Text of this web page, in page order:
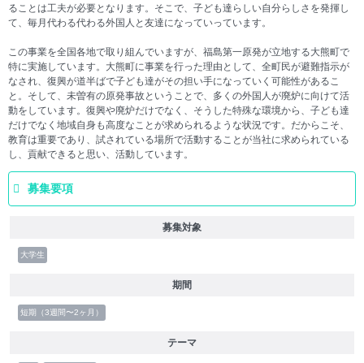
ることは工夫が必要となります。そこで、子ども達らしい自分らしさを発揮し
て、毎月代わる代わる外国人と友達になっていっています。
この事業を全国各地で取り組んでいますが、福島第一原発が立地する大熊町で
特に実施しています。大熊町に事業を行った理由として、全町民が避難指示が
なされ、復興が道半ばで子ども達がその担い手になっていく可能性があるこ
と。そして、未曽有の原発事故ということで、多くの外国人が廃炉に向けて活
動をしています。復興や廃炉だけでなく、そうした特殊な環境から、子ども達
だけでなく地域自身も高度なことが求められるような状況です。だからこそ、
教育は重要であり、試されている場所で活動することが当社に求められている
し、貢献できると思い、活動しています。
募集要項
募集対象
大学生
期間
短期（3週間〜2ヶ月）
テーマ